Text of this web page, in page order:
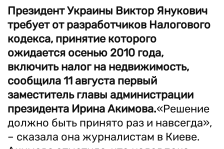
Президент Украины Виктор Янукович
требует от разработчиков Налогового
кодекса, принятие которого
ожидается осенью 2010 года,
включить налог на недвижимость,
сообщила 11 августа первый
заместитель главы администрации
президента Ирина Акимова.«Решение
должно быть принято раз и навсегда»,
– сказала она журналистам в Киеве.